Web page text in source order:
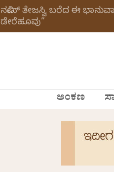
ನವೀನ್‌ ತೇಜಸ್ವಿ ಬರೆದ ಈ
ಡೇರೆಹೂವು”
ಅಂಕಣ